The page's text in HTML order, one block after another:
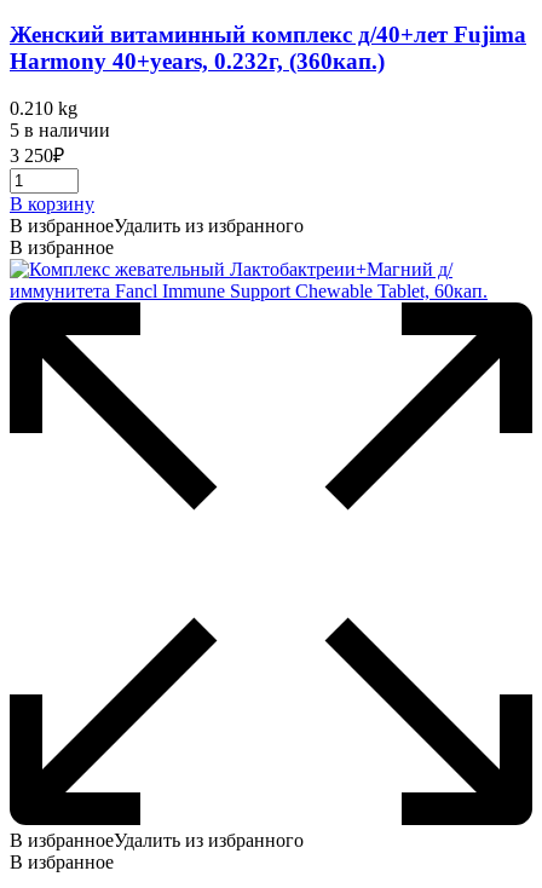
Женский витаминный комплекс д/40+лет Fujima
Harmony 40+years, 0.232г, (360кап.)
0.210 kg
5 в наличии
3 250₽
В корзину
В избранноеУдалить из избранного
В избранное
В избранноеУдалить из избранного
В избранное